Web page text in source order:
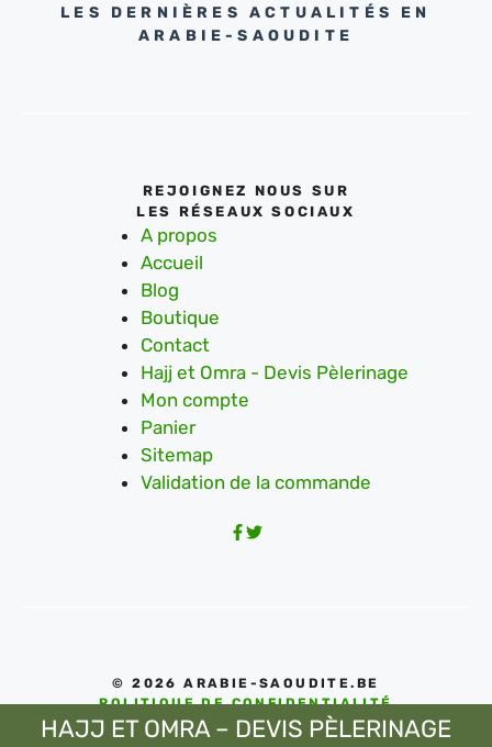
HAJJ ET OMRA – DEVIS PÈLERINAGE
LES DERNIÈRES ACTUALITÉS EN
ARABIE-SAOUDITE
REJOIGNEZ NOUS SUR
LES RÉSEAUX SOCIAUX
A propos
Accueil
Blog
Boutique
Contact
Hajj et Omra - Devis Pèlerinage
Mon compte
Panier
Sitemap
Validation de la commande
© 2026 ARABIE-SAOUDITE.BE
POLITIQUE DE CONFIDENTIALITÉ
CONDITIONS D'UTILISATIONS